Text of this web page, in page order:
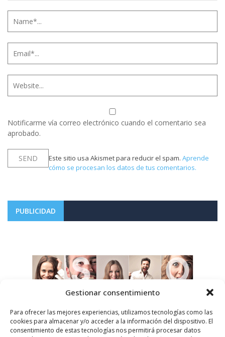
Gestionar consentimiento
Para ofrecer las mejores experiencias, utilizamos tecnologías como las
cookies para almacenar y/o acceder a la información del dispositivo. El
consentimiento de estas tecnologías nos permitirá procesar datos
Notificarme vía correo electrónico cuando el comentario sea
aprobado.
Este sitio usa Akismet para reducir el spam. Aprende
cómo se procesan los datos de tus comentarios.
PUBLICIDAD